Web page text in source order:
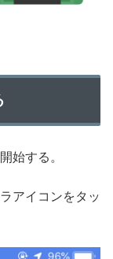
始する。
アイコンをタッ